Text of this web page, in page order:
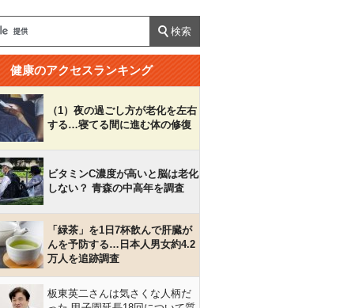
健康のアクセスランキング
（1）夜の過ごし方が老化を左右
する…寝てる間に進む体の修復
ビタミンC濃度が高いと脳は老化
しない？ 青森の中高年を調査
「緑茶」を1日7杯飲んで肝臓が
んを予防する…日本人男女約4.2
万人を追跡調査
板東英二さんは気さくな人柄だ